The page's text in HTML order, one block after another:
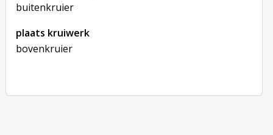
buitenkruier
plaats kruiwerk
bovenkruier